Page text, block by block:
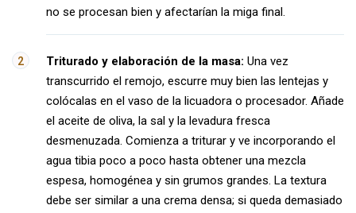
no se procesan bien y afectarían la miga final.
Triturado y elaboración de la masa: Una vez
transcurrido el remojo, escurre muy bien las lentejas y
colócalas en el vaso de la licuadora o procesador. Añade
el aceite de oliva, la sal y la levadura fresca
desmenuzada. Comienza a triturar y ve incorporando el
agua tibia poco a poco hasta obtener una mezcla
espesa, homogénea y sin grumos grandes. La textura
debe ser similar a una crema densa; si queda demasiado